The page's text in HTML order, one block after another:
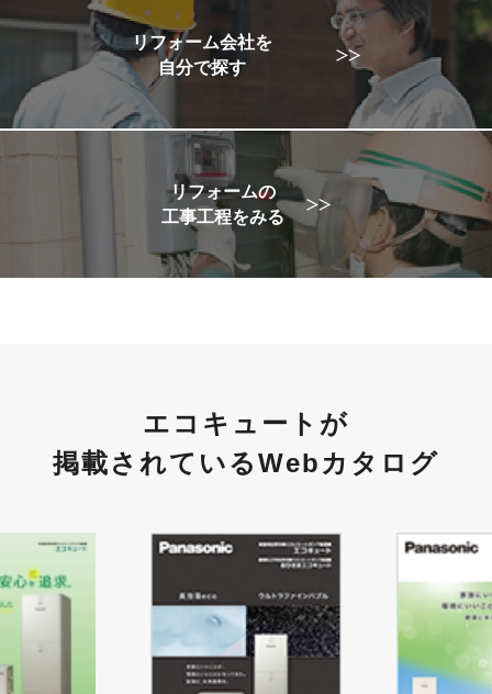
リフォーム会社を
自分で探す
リフォームの
工事工程をみる
エコキュートが
掲載されているWebカタログ